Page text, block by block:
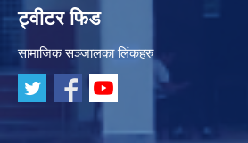
ट्वीटर फिड
सामाजिक सञ्जालका लिंकहरु